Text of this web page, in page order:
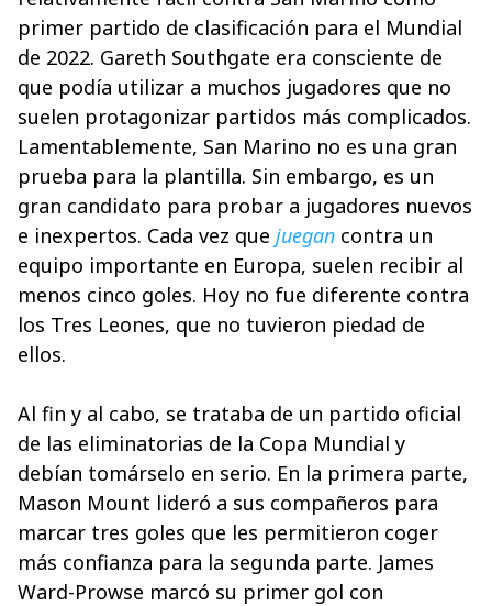
primer partido de clasificación para el Mundial
de 2022. Gareth Southgate era consciente de
que podía utilizar a muchos jugadores que no
suelen protagonizar partidos más complicados.
Lamentablemente, San Marino no es una gran
prueba para la plantilla. Sin embargo, es un
gran candidato para probar a jugadores nuevos
e inexpertos. Cada vez que juegan contra un
equipo importante en Europa, suelen recibir al
menos cinco goles. Hoy no fue diferente contra
los Tres Leones, que no tuvieron piedad de
ellos.
Al fin y al cabo, se trataba de un partido oficial
de las eliminatorias de la Copa Mundial y
debían tomárselo en serio. En la primera parte,
Mason Mount lideró a sus compañeros para
marcar tres goles que les permitieron coger
más confianza para la segunda parte. James
Ward-Prowse marcó su primer gol con